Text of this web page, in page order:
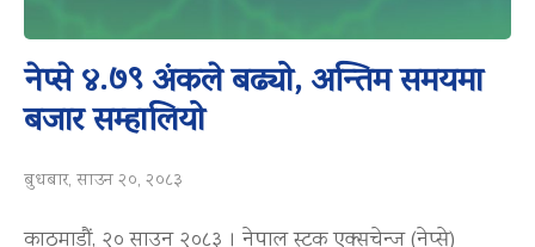
नेप्से ४.७९ अंकले बढ्यो, अन्तिम समयमा
बजार सम्हालियो
बुधबार, साउन २०, २०८३